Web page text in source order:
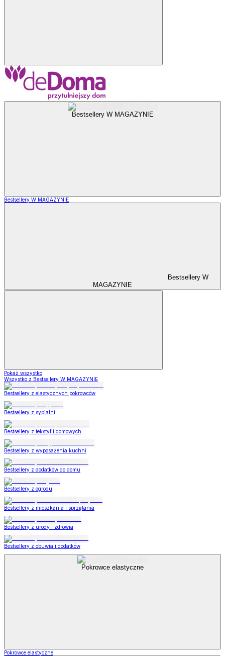
Bestsellery W MAGAZYNIE
Bestsellery W MAGAZYNIE
Bestsellery W
MAGAZYNIE
Pokaż wszystko
Wszystko z Bestsellery W MAGAZYNIE
Bestsellery z elastycznych pokrowców
Bestsellery z sypialni
Bestsellery z tekstylii domowych
Bestsellery z wyposażenia kuchni
Bestsellery z dodatków do domu
Bestsellery z ogrodu
Bestsellery z mieszkania i sprzątania
Bestsellery z urody i zdrowia
Bestsellery z obuwia i dodatków
Pokrowce elastyczne
Pokrowce elastyczne